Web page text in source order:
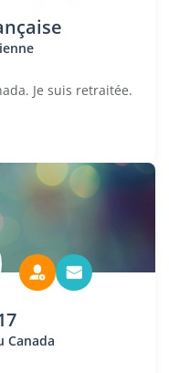
Je suis retraitée.
Canada